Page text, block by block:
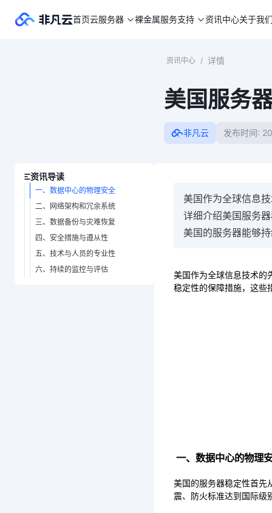
首页云服务器 裸金属服务支持 资讯中心关于我
资讯中心 / 详情
美国服务
非凡云 发布时间:
资讯导读
一、数据中心的物理安全
二、网络架构和冗余系统
三、数据备份与灾难恢复
四、安全措施与遵从性
五、技术与人员的专业性
六、持续的监控与评估
美国作为全球信息
详细介绍美国服务
美国的服务器能够
美国作为全球信息技术的
稳定性的保障措施，这些
一、数据中心的物理
美国的服务器稳定性首先
震、防火标准达到国际级